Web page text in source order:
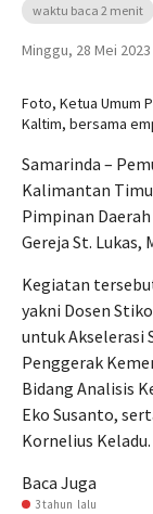
waktu baca 2 menit
Minggu, 28 Mei
Foto, Ketua Umum
Kaltim, bersama
Samarinda –
Kalimantan
Pimpinan
Gereja St. Lukas,
Kegiatan
yakni Dosen
untuk Akselerasi
Penggerak
Bidang Analisis
Eko Susanto,
Kornelius Keladu.
Baca Juga
3 tahun lalu